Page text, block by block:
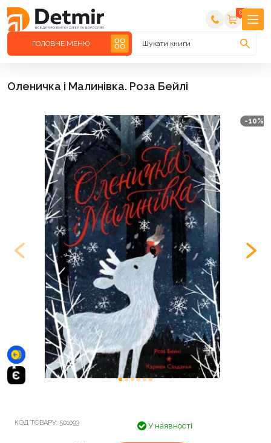
0
ГОЛОВНЕ МЕНЮ Шукати книги
Оленичка і Малинівка. Роза Бейлі
-10%
КОД ТОВАРУ: 501093 У наявності